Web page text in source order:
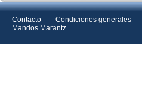
Contacto Condiciones generales
Mandos Marantz